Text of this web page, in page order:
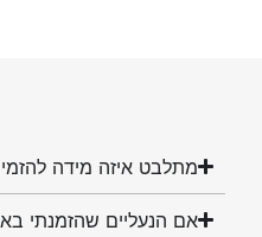
מתלבט איזה מידה
אם הנעליים שהזמנתי